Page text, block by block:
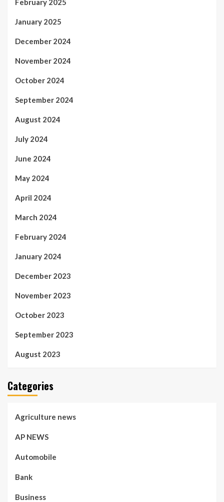
February 2025
January 2025
December 2024
November 2024
October 2024
September 2024
August 2024
July 2024
June 2024
May 2024
April 2024
March 2024
February 2024
January 2024
December 2023
November 2023
October 2023
September 2023
August 2023
Categories
Agriculture news
AP NEWS
Automobile
Bank
Business